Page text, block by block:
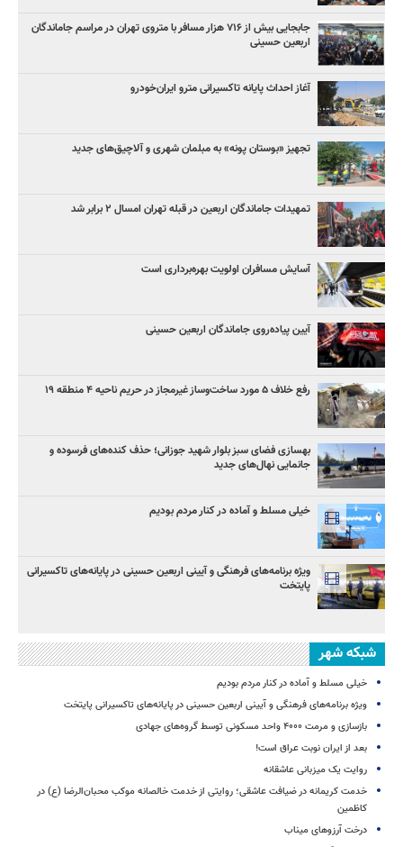
جابجایی بیش از ۷۱۶ هزار مسافر با متروی تهران در مراسم جاماندگان
اربعین حسینی
آغاز احداث پایانه تاکسیرانی مترو ایران‌خودرو
تجهیز «بوستان پونه» به مبلمان شهری و آلاچیق‌های جدید
تمهیدات جاماندگان اربعین در قبله تهران امسال ۲ برابر شد
آسایش مسافران اولویت بهره‌برداری است
آیین پیاده‌روی جاماندگان اربعین حسینی
رفع خلاف ۵ مورد ساخت‌وساز غیرمجاز در حریم ناحیه ۴ منطقه ۱۹
بهسازی فضای سبز بلوار شهید جوزانی؛ حذف کنده‌های فرسوده و
جانمایی نهال‌های جدید
خیلی مسلط و آماده در کنار مردم بودیم
ویژه برنامه‌های فرهنگی و آیینی اربعین حسینی در پایانه‌های تاکسیرانی
پایتخت
شبکه شهر
خیلی مسلط و آماده در کنار مردم بودیم
ویژه برنامه‌های فرهنگی و آیینی اربعین حسینی در پایانه‌های تاکسیرانی پایتخت
بازسازی و مرمت ۴۰۰۰ واحد مسکونی توسط گروه‌های جهادی
بعد از ایران نوبت عراق است!
روایت یک میزبانی عاشقانه
خدمت کریمانه در ضیافت عاشقی؛ روایتی از خدمت خالصانه موکب محبان‌الرضا (ع) در
کاظمین
درخت آرزوهای میناب